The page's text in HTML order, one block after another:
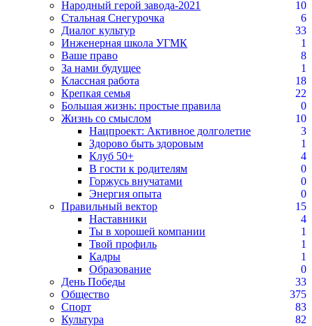
Народный герой завода-2021
10
Стальная Снегурочка
6
Диалог культур
33
Инженерная школа УГМК
1
Ваше право
8
За нами будущее
1
Классная работа
18
Крепкая семья
22
Большая жизнь: простые правила
0
Жизнь со смыслом
10
Нацпроект: Активное долголетие
3
Здорово быть здоровым
1
Клуб 50+
4
В гости к родителям
0
Горжусь внучатами
0
Энергия опыта
0
Правильный вектор
15
Наставники
4
Ты в хорошей компании
1
Твой профиль
1
Кадры
1
Образование
0
День Победы
33
Общество
375
Спорт
83
Культура
82